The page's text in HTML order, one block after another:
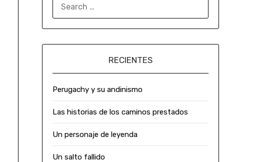
RECIENTES
Perugachy y su andinismo
Las historias de los caminos prestados
Un personaje de leyenda
Un salto fallido